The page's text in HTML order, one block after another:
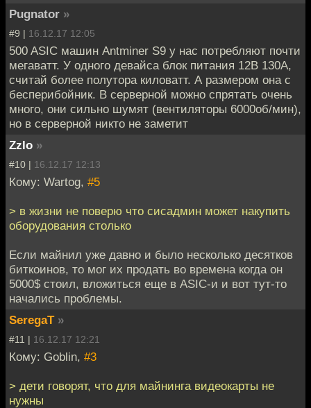
Pugnator »
#9 | 16.12.17 12:05
500 ASIC машин Antminer S9 у нас потребляют почти
мегаватт. У одного девайса блок питания 12В 130А,
считай более полутора киловатт. А размером она с
бесперибойник. В серверной можно спрятать очень
много, они сильно шумят (вентиляторы 6000об/мин),
но в серверной никто не заметит
Zzlo »
#10 | 16.12.17 12:13
Кому: Wartog, #5
> в жизни не поверю что сисадмин может накупить
оборудования столько
Если майнил уже давно и было несколько десятков
биткоинов, то мог их продать во времена когда он
5000$ стоил, вложиться еще в ASIC-и и вот тут-то
начались проблемы.
SeregaT »
#11 | 16.12.17 12:21
Кому: Goblin, #3
> дети говорят, что для майнинга видеокарты не
нужны